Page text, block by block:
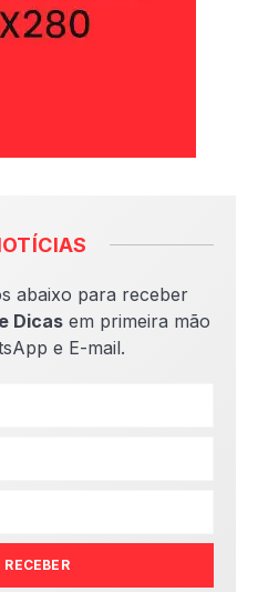
abaixo para receber
Dicasem primeira mão
e E-mail.
RECEBER